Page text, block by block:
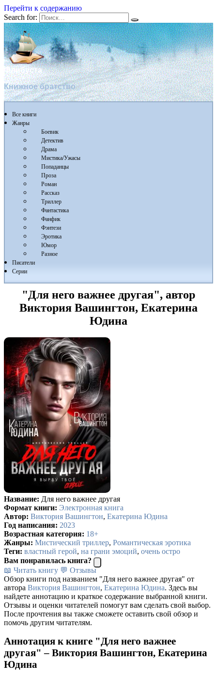
Перейти к содержанию
Search for:
Флибуста
Книжное братство
Все книги
Жанры
Боевик
Детектив
Драма
Мистика/Ужасы
Попаданцы
Проза
Роман
Рассказ
Триллер
Фантастика
Фанфик
Фэнтези
Эротика
Юмор
Разное
Писатели
Серии
"Для него важнее другая", автор
Виктория Вашингтон, Екатерина
Юдина
Название: Для него важнее другая
Формат книги: Электронная книга
Автор: Виктория Вашингтон, Екатерина Юдина
Год написания: 2023
Возрастная категория: 18+
Жанры: Мистический триллер, Романтическая эротика
Теги: властный герой, на грани эмоций, очень остро
Вам понравилась книга?
📖 Читать книгу 💬 Отзывы
Обзор книги под названием "Для него важнее другая" от
автора Виктория Вашингтон, Екатерина Юдина. Здесь вы
найдете аннотацию и краткое содержание выбранной книги.
Отзывы и оценки читателей помогут вам сделать свой выбор.
После прочтения вы также сможете оставить свой обзор и
помочь другим читателям.
Аннотация к книге "Для него важнее
другая" – Виктория Вашингтон, Екатерина
Юдина